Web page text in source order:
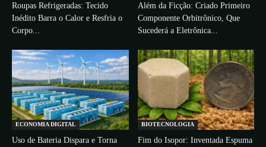
Roupas Refrigeradas: Tecido
Inédito Barra o Calor e Resfria o
Corpo...
Além da Ficção: Criado Primeiro
Componente Orbitrônico, Que
Sucederá a Eletrônica...
ECONOMIA DIGITAL
Uso de Bateria Dispara e Torna
BIOTECNOLOGIA
Fim do Isopor: Inventada Espuma